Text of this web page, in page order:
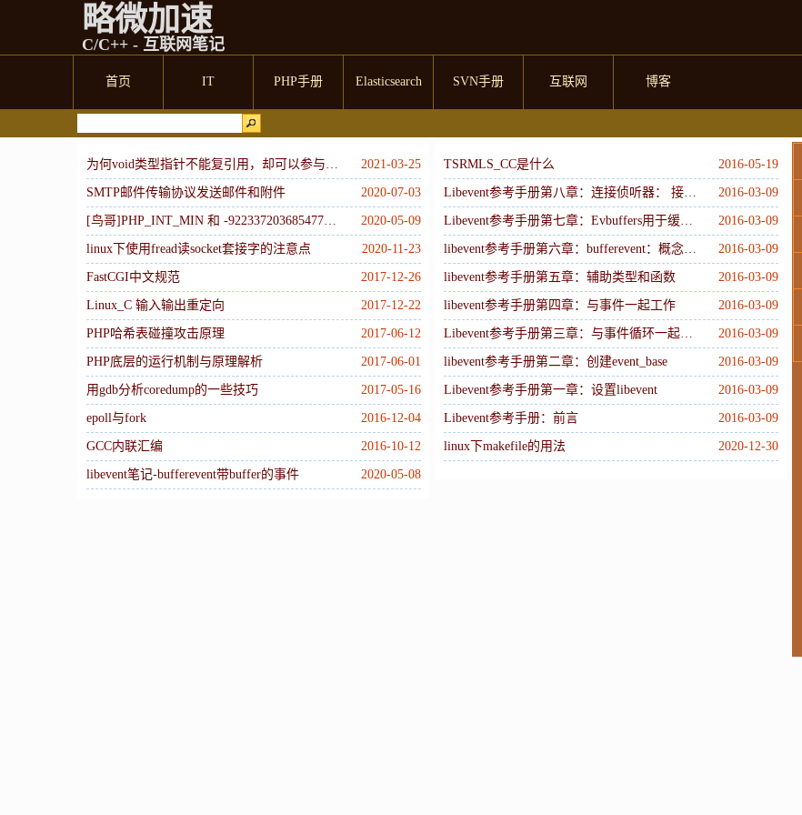
略微加速
C/C++ - 互联网笔记
首页 IT PHP手册 Elasticsearch SVN手册 互联网 博客
2021-03-25
为何void类型指针不能复引用，却可以参与强制类型转换
2020-07-03
SMTP邮件传输协议发送邮件和附件
2020-05-09
[鸟哥]PHP_INT_MIN 和 -9223372036854775808
2020-11-23
linux下使用fread读socket套接字的注意点
2017-12-26
FastCGI中文规范
2017-12-22
Linux_C 输入输出重定向
2017-06-12
PHP哈希表碰撞攻击原理
2017-06-01
PHP底层的运行机制与原理解析
2017-05-16
用gdb分析coredump的一些技巧
2016-12-04
epoll与fork
2016-10-12
GCC内联汇编
2020-05-08
libevent笔记-bufferevent带buffer的事件
2016-05-19
TSRMLS_CC是什么
2016-03-09
Libevent参考手册第八章：连接侦听器： 接受 TCP 连接
2016-03-09
Libevent参考手册第七章：Evbuffers用于缓冲IO的实用工具
2016-03-09
libevent参考手册第六章：bufferevent：概念和入门
2016-03-09
libevent参考手册第五章：辅助类型和函数
2016-03-09
libevent参考手册第四章：与事件一起工作
2016-03-09
Libevent参考手册第三章：与事件循环一起工作
2016-03-09
libevent参考手册第二章：创建event_base
2016-03-09
Libevent参考手册第一章：设置libevent
2016-03-09
Libevent参考手册：前言
2020-12-30
linux下makefile的用法